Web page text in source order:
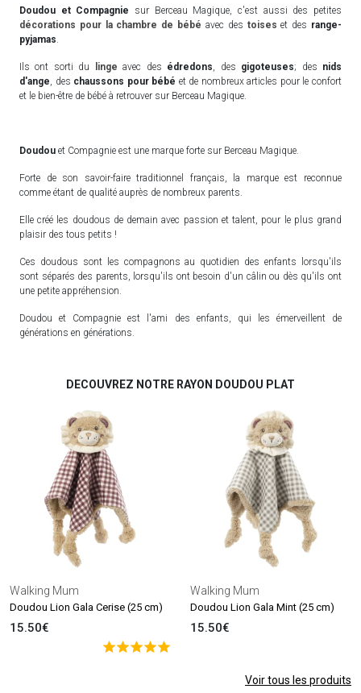
Doudou et Compagnie sur Berceau Magique, c'est aussi des petites
décorations pour la chambre de bébé avec des toises et des range-
pyjamas
Ils ont sorti du linge avec des édredons , des gigoteuses; des nids
d'ange , des chaussons pour bébé et de nombreux articles pour le confort
et le bien-être de bébé à retrouver sur Berceau Magique.
Doudou et Compagnie est une marque forte sur Berceau Magique.
Forte de son savoir-faire traditionnel français, la marque est reconnue
comme étant de qualité auprès de nombreux parents.
Elle créé les doudous de demain avec passion et talent, pour le plus grand
plaisir des tous petits !
Ces doudous sont les compagnons au quotidien des enfants lorsqu'ils
sont séparés des parents, lorsqu'ils ont besoin d'un câlin ou dès qu'ils ont
une petite appréhension.
Doudou et Compagnie est l'ami des enfants, qui les émerveillent de
générations en générations.
DECOUVREZ NOTRE RAYON DOUDOU PLAT
Walking Mum
Doudou Lion Gala Cerise (25 cm)
15.50€
Walking Mum
Doudou Lion Gala Mint (25 cm)
15.50€
Voir tous les produits